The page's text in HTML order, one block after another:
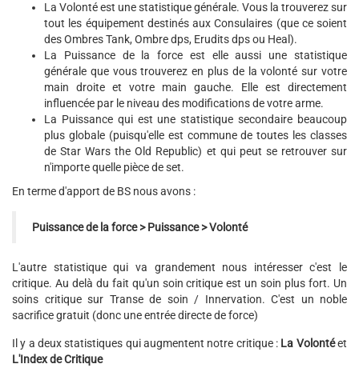
La Volonté est une statistique générale. Vous la trouverez sur
tout les équipement destinés aux Consulaires (que ce soient
des Ombres Tank, Ombre dps, Erudits dps ou Heal).
La Puissance de la force est elle aussi une statistique
générale que vous trouverez en plus de la volonté sur votre
main droite et votre main gauche. Elle est directement
influencée par le niveau des modifications de votre arme.
La Puissance qui est une statistique secondaire beaucoup
plus globale (puisqu'elle est commune de toutes les classes
de Star Wars the Old Republic) et qui peut se retrouver sur
n'importe quelle pièce de set.
En terme d'apport de BS nous avons :
Puissance de la force > Puissance > Volonté
L'autre statistique qui va grandement nous intéresser c'est le
critique. Au delà du fait qu'un soin critique est un soin plus fort. Un
soins critique sur Transe de soin / Innervation. C'est un noble
sacrifice gratuit (donc une entrée directe de force)
Il y a deux statistiques qui augmentent notre critique : La Volontéet
L'Index de Critique